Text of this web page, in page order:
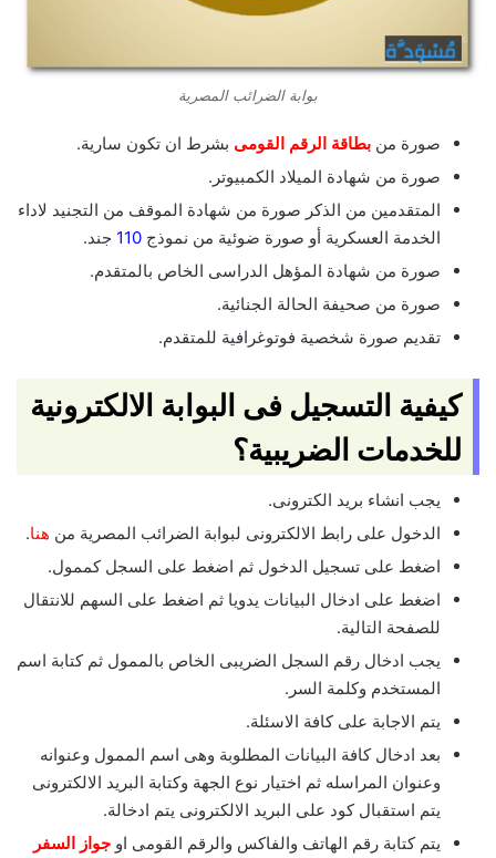
بوابة الضرائب المصرية
صورة من بطاقة الرقم القومى بشرط ان تكون سارية.
صورة من شهادة الميلاد الكمبيوتر.
المتقدمين من الذكر صورة من شهادة الموقف من التجنيد لاداء
الخدمة العسكرية أو صورة ضوئية من نموذج 110 جند.
صورة من شهادة المؤهل الدراسى الخاص بالمتقدم.
صورة من صحيفة الحالة الجنائية.
تقديم صورة شخصية فوتوغرافية للمتقدم.
كيفية التسجيل فى البوابة الالكترونية
للخدمات الضريبية؟
يجب انشاء بريد الكترونى.
الدخول على رابط الالكترونى لبوابة الضرائب المصرية من هنا.
اضغط على تسجيل الدخول ثم اضغط على السجل كممول.
اضغط على ادخال البيانات يدويا ثم اضغط على السهم للانتقال
للصفحة التالية.
يجب ادخال رقم السجل الضريبى الخاص بالممول ثم كتابة اسم
المستخدم وكلمة السر.
يتم الاجابة على كافة الاسئلة.
بعد ادخال كافة البيانات المطلوبة وهى اسم الممول وعنوانه
وعنوان المراسله ثم اختيار نوع الجهة وكتابة البريد الالكترونى
يتم استقبال كود على البريد الالكترونى يتم ادخالة.
يتم كتابة رقم الهاتف والفاكس والرقم القومى او جواز السفر